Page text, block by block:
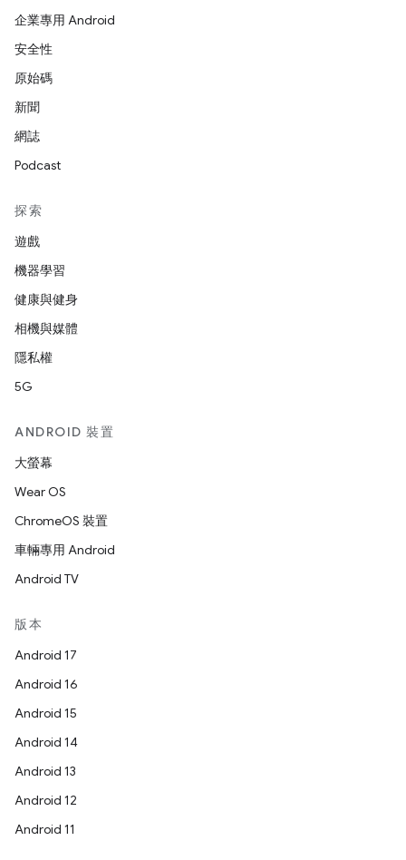
企業專用 Android
安全性
原始碼
新聞
網誌
Podcast
探索
遊戲
機器學習
健康與健身
相機與媒體
隱私權
5G
ANDROID 裝置
大螢幕
Wear OS
ChromeOS 裝置
車輛專用 Android
Android TV
版本
Android 17
Android 16
Android 15
Android 14
Android 13
Android 12
Android 11